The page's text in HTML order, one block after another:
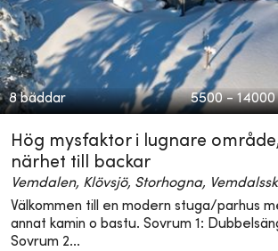
8 bäddar 5500 - 14000
Hög mysfaktor i lugnare
närhet till backar
Vemdalen, Klövsjö, Storhogna,
Välkommen till en modern stuga/parhus
annat kamin o bastu. Sovrum 1:
Sovrum 2...